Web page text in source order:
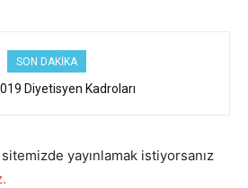
SON DAKIKA
Diyetisyen Kadroları
sonuçlarına ilişkin sayısal bilgiler
sitemizde yayınlamak istiyorsanız